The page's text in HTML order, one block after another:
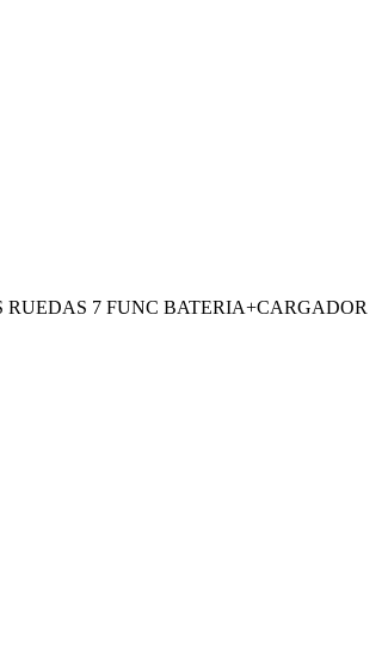
RUEDAS 7 FUNC BATERIA+CARGADOR